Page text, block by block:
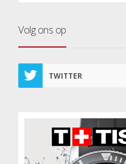
Volg ons op
TWITTER